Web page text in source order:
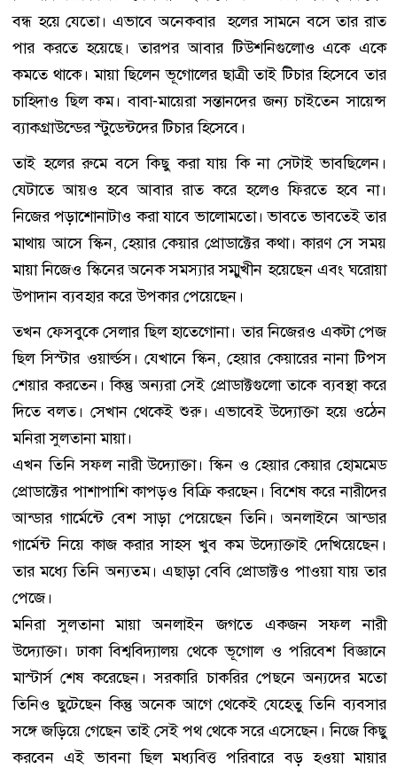
বন্ধ হয়ে যেতো। এভাবে অনেকবার হলের সামনে বসে তার রাত
পার করতে হয়েছে। তারপর আবার টিউশনিগুলোও একে একে
কমতে থাকে। মায়া ছিলেন ভূগোলের ছাত্রী তাই টিচার হিসেবে তার
চাহিদাও ছিল কম। বাবা-মায়েরা সন্তানদের জন্য চাইতেন সায়েন্স
ব্যাকগ্রাউন্ডের স্টুডেন্টদের টিচার হিসেবে।
তাই হলের রুমে বসে কিছু করা যায় কি না সেটাই ভাবছিলেন।
যেটাতে আয়ও হবে আবার রাত করে হলেও ফিরতে হবে না।
নিজের পড়াশোনাটাও করা যাবে ভালোমতো। ভাবতে ভাবতেই তার
মাথায় আসে স্কিন, হেয়ার কেয়ার প্রোডাক্টের কথা। কারণ সে সময়
মায়া নিজেও স্কিনের অনেক সমস্যার সম্মুখীন হয়েছেন এবং ঘরোয়া
উপাদান ব্যবহার করে উপকার পেয়েছেন।
তখন ফেসবুকে সেলার ছিল হাতেগোনা। তার নিজেরও একটা পেজ
ছিল সিস্টার ওয়ার্ল্ডস। যেখানে স্কিন, হেয়ার কেয়ারের নানা টিপস
শেয়ার করতেন। কিন্তু অন্যরা সেই প্রোডাক্টগুলো তাকে ব্যবস্থা করে
দিতে বলত। সেখান থেকেই শুরু। এভাবেই উদ্যোক্তা হয়ে ওঠেন
মনিরা সুলতানা মায়া।
এখন তিনি সফল নারী উদ্যোক্তা। স্কিন ও হেয়ার কেয়ার হোমমেড
প্রোডাক্টের পাশাপাশি কাপড়ও বিক্রি করছেন। বিশেষ করে নারীদের
আন্ডার গার্মেন্টে বেশ সাড়া পেয়েছেন তিনি। অনলাইনে আন্ডার
গার্মেন্ট নিয়ে কাজ করার সাহস খুব কম উদ্যোক্তাই দেখিয়েছেন।
তার মধ্যে তিনি অন্যতম। এছাড়া বেবি প্রোডাক্টও পাওয়া যায় তার
পেজে।
মনিরা সুলতানা মায়া অনলাইন জগতে একজন সফল নারী
উদ্যোক্তা। ঢাকা বিশ্ববিদ্যালয় থেকে ভূগোল ও পরিবেশ বিজ্ঞানে
মাস্টার্স শেষ করেছেন। সরকারি চাকরির পেছনে অন্যদের মতো
তিনিও ছুটেছেন কিন্তু অনেক আগে থেকেই যেহেতু তিনি ব্যবসার
সঙ্গে জড়িয়ে গেছেন তাই সেই পথ থেকে সরে এসেছেন। নিজে কিছু
করবেন এই ভাবনা ছিল মধ্যবিত্ত পরিবারে বড় হওয়া মায়ার